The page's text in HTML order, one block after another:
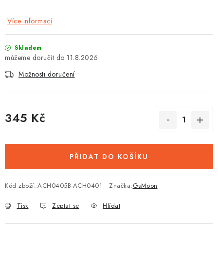
Více informací
Skladem
11.8.2026
Možnosti doručení
345 Kč
PŘIDAT DO KOŠÍKU
Kód zboží: ACH0405B-ACH0401 Značka:GsMoon
Tisk Zeptat se Hlídat